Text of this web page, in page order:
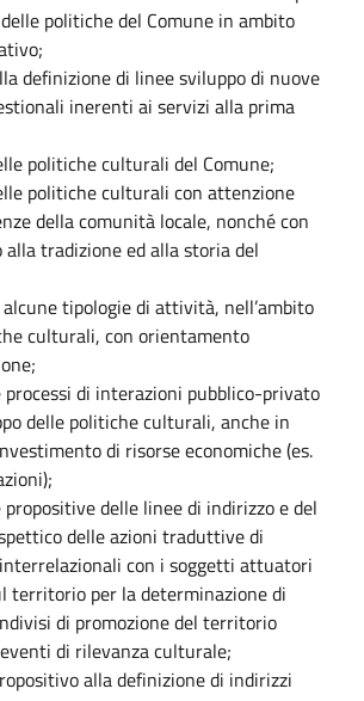
politiche del Comune in ambito
definizione di linee sviluppo di nuove
inerenti ai servizi alla prima
politiche culturali del Comune;
politiche culturali con attenzione
della comunità locale, nonché con
tradizione ed alla storia del
tipologie di attività, nell’ambito
culturali, con orientamento
processi di interazioni pubblico-privato
delle politiche culturali, anche in
di risorse economiche (es.
delle linee di indirizzo e del
delle azioni traduttive di
con i soggetti attuatori
territorio per la determinazione di
di promozione del territorio
di rilevanza culturale;
alla definizione di indirizzi